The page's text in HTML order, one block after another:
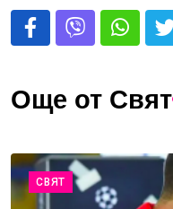
Още от Свят
СВЯТ